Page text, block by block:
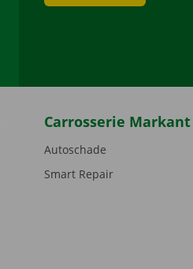
Carrosserie Markant
Autoschade
Smart Repair